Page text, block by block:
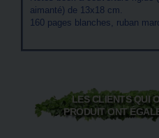
aimanté) de 13x18 cm.
160 pages blanches, ruban
LES CLIENTS QUI
PRODUIT ONT